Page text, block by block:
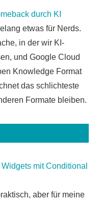
durch KI
etwas für Nerds.
in der wir KI-
und Google Cloud
Knowledge Format
das schlichteste
Formate bleiben.
mit Conditional
aber für meine